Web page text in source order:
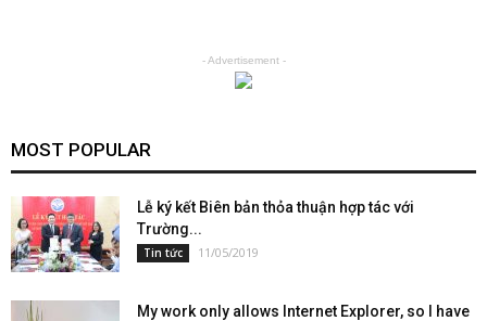
- Advertisement -
MOST POPULAR
Lễ ký kết Biên bản thỏa thuận hợp tác với
Trường...
Tin tức 11/05/2019
My work only allows Internet Explorer, so I have